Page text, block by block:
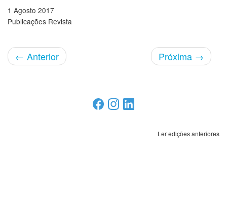
1 Agosto 2017
Publicações Revista
← Anterior Próxima →
Ler edições anteriores